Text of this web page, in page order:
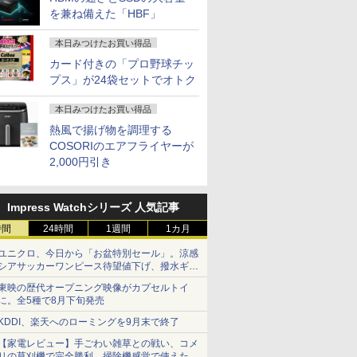
を兼ね備えた「HBF」
本日みつけたお買い得品
カード付きの「プロ野球チッ
プス」が24袋セットでオトク
本日みつけたお買い得品
熱風で揚げ物を調理する
COSORIのエアフライヤーが
2,000円引き
Impress Watchシリーズ 人気記事
24時間 1週間 1カ月
ニクロ、今日から「お盆特別セール」。涼感
アサッカーワンピース待望値下げ、撥水ギア
ョーツは1990円に
映の歴代オープニング映像がカプセルトイ
。全5種で8月下旬発売
、楽天へのローミングを9月末で終了
家電レビュー】手ごわい雑草との戦い、コメ